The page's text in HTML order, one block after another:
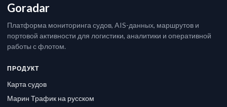
Goradar
Платформа мониторинга судов, AIS-данных, маршрутов и
портовой активности для логистики, аналитики и оперативной
работы с флотом.
ПРОДУКТ
Карта судов
Марин Трафик на русском